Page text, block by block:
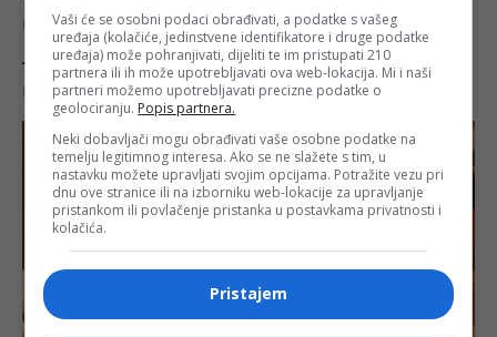
Vaši će se osobni podaci obrađivati, a podatke s vašeg
uređaja (kolačiće, jedinstvene identifikatore i druge podatke
uređaja) može pohranjivati, dijeliti te im pristupati 210
partnera ili ih može upotrebljavati ova web-lokacija. Mi i naši
partneri možemo upotrebljavati precizne podatke o
geolociranju. Popis partnera.
Neki dobavljači mogu obrađivati vaše osobne podatke na
temelju legitimnog interesa. Ako se ne slažete s tim, u
nastavku možete upravljati svojim opcijama. Potražite vezu pri
dnu ove stranice ili na izborniku web-lokacije za upravljanje
pristankom ili povlačenje pristanka u postavkama privatnosti i
kolačića.
Pristajem